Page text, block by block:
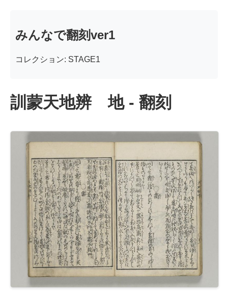
みんなで翻刻ver1
コレクション: STAGE1
訓蒙天地辨 地 - 翻刻